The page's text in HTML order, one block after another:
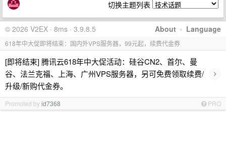
切换主题列表
About · Language
© 2026 V2EX · 8ms · 3.9.8.5
618年中大促即将结束：国内外VPS服务器，99元起，续费代金券
[即将结束] 腾讯云618年中大促活动：硅谷CN2、首尔、曼
谷、法兰克福、上海、广州VPS服务器，另可免费领取续费/
升级/新购代金券。
›
Promoted byid7368 PRO